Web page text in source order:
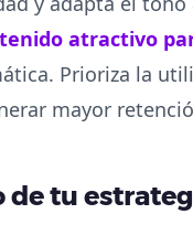
atractivo
Prioriza la
mayor
de tu